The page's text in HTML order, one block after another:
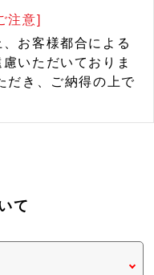
注意]
お客様都合による
いただいておりま
だき、ご納得の上で
て